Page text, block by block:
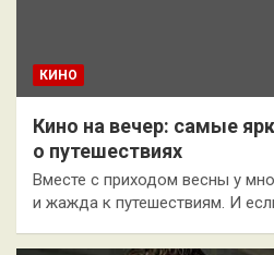
КИНО
Кино на вечер: самые
о путешествиях
Вместе с приходом весны у
и жажда к путешествиям. И